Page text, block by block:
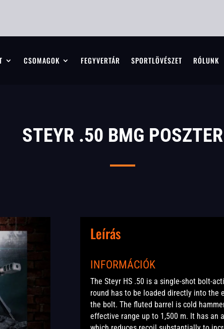
CSOMAGOK FEGYVERTÁR SPORTLÖVÉSZET RÓLUNK
STEYR .50 BMG POSZTER
Leírás
INFORMÁCIÓK
The Steyr HS .50 is a single-shot bolt-
round has to be loaded directly into the
the bolt. The fluted barrel is cold
effective range up to 1,500 m. It has an